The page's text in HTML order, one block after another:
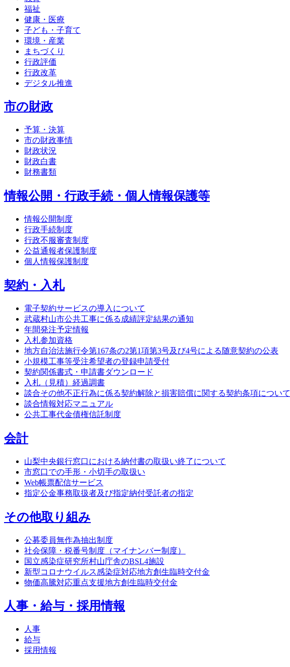
福祉
健康・医療
子ども・子育て
環境・産業
まちづくり
行政評価
行政改革
デジタル推進
市の財政
予算・決算
市の財政事情
財政状況
財政白書
財務書類
情報公開・行政手続・個人情報保護等
情報公開制度
行政手続制度
行政不服審査制度
公益通報者保護制度
個人情報保護制度
契約・入札
電子契約サービスの導入について
武蔵村山市公共工事に係る成績評定結果の通知
年間発注予定情報
入札参加資格
地方自治法施行令第167条の2第1項第3号及び4号による随意契約の公表
小規模工事等受注希望者の登録申請受付
契約関係書式・申請書ダウンロード
入札（見積）経過調書
談合その他不正行為に係る契約解除と損害賠償に関する契約条項について
談合情報対応マニュアル
公共工事代金債権信託制度
会計
山梨中央銀行窓口における納付書の取扱い終了について
市窓口での手形・小切手の取扱い
Web帳票配信サービス
指定公金事務取扱者及び指定納付受託者の指定
その他取り組み
公募委員無作為抽出制度
社会保障・税番号制度（マイナンバー制度）
国立感染症研究所村山庁舎のBSL4施設
新型コロナウイルス感染症対応地方創生臨時交付金
物価高騰対応重点支援地方創生臨時交付金
人事・給与・採用情報
人事
給与
採用情報